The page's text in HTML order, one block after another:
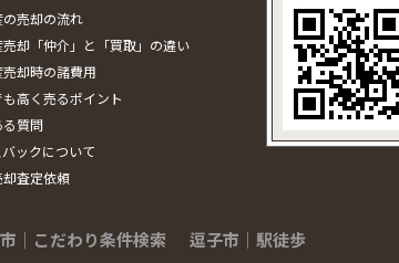
売却の流れ
却「仲介」と「買取」の違い
却時の諸費用
高く売るポイント
る質問
バックについて
査定依頼
｜こだわり条件検索 逗子市｜駅徒歩